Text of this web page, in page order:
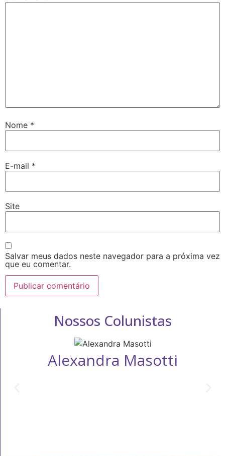
Nome *
E-mail *
Site
Salvar meus dados neste navegador para a próxima vez
que eu comentar.
Nossos Colunistas
Alexandra Masotti